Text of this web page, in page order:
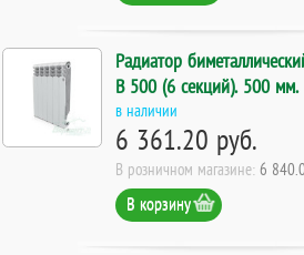
Радиатор
B 500 (6 секций). 500
в наличии
6 361.20 руб.
В розничном магазине: 6
В корзину